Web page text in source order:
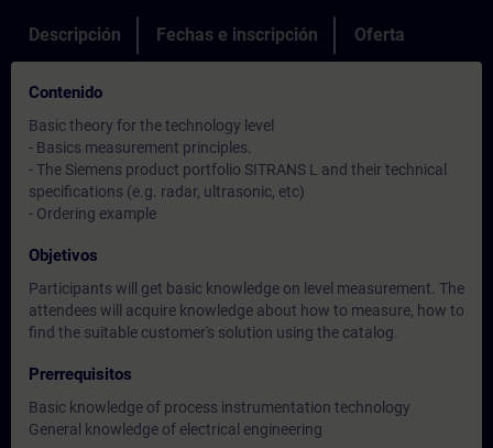
Descripción Fechas e inscripción Oferta
Contenido
Basic theory for the technology level
- Basics measurement principles.
- The Siemens product portfolio SITRANS L and their technical
specifications (e.g. radar, ultrasonic, etc)
- Ordering example
Objetivos
Participants will get basic knowledge on level measurement. The
attendees will acquire knowledge about how to measure, how to
find the suitable customer's solution using the catalog.
Prerrequisitos
Basic knowledge of process instrumentation technology
General knowledge of electrical engineering